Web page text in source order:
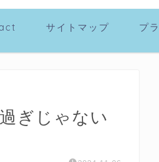
サイトマップ プ
ぎじゃない